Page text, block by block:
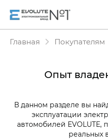
Главная Покупателям
Опыт
В данном разделе вы
эксплуатации
автомобилей EVOLUTE,
реальных